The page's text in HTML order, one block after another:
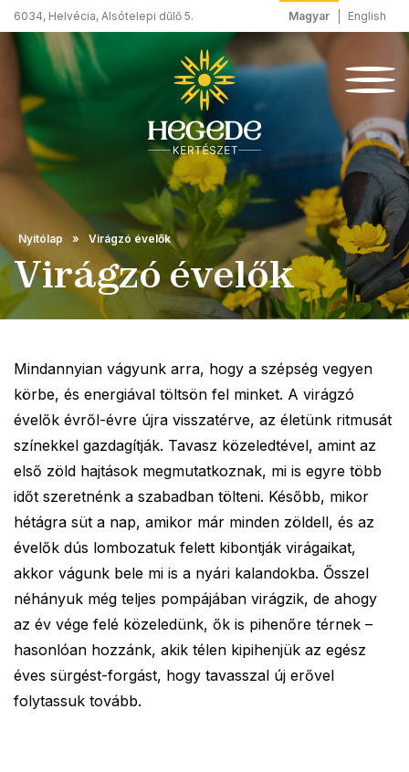
6034, Helvécia, Alsótelepi dűlő 5. Magyar English
Nyitólap Virágzó évelők
Virágzó évelők
Mindannyian vágyunk arra, hogy a szépség vegyen
körbe, és energiával töltsön fel minket. A virágzó
évelők évről-évre újra visszatérve, az életünk ritmusát
színekkel gazdagítják. Tavasz közeledtével, amint az
első zöld hajtások megmutatkoznak, mi is egyre több
időt szeretnénk a szabadban tölteni. Később, mikor
hétágra süt a nap, amikor már minden zöldell, és az
évelők dús lombozatuk felett kibontják virágaikat,
akkor vágunk bele mi is a nyári kalandokba. Ősszel
néhányuk még teljes pompájában virágzik, de ahogy
az év vége felé közeledünk, ők is pihenőre térnek –
hasonlóan hozzánk, akik télen kipihenjük az egész
éves sürgést-forgást, hogy tavasszal új erővel
folytassuk tovább.